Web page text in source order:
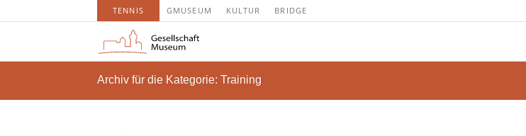
TENNIS GMUSEUM KULTUR BRIDGE
Archiv für die Kategorie: Training